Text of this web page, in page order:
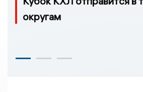
округам